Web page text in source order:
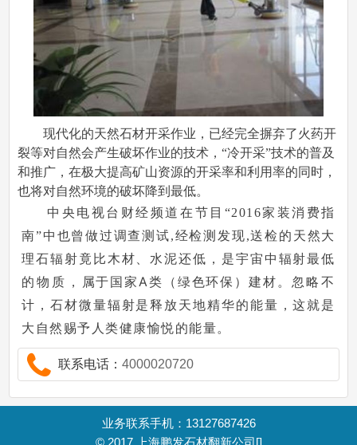
现代化的天然石材开采作业，已经完全摒弃了火药开
裂等对自然会产生破坏作业的技术，“冷开采”技术的普及
和推广，在极大提高矿山资源的开采率和利用率的同时，
也将对自然环境的破坏降到最低。
中央电视台财经频道在节目“2016家装消费指
南”中也曾做过调查测试,经检测发现,送检的天然大
理石辐射竟比木材、水泥还低，是宇宙中辐射最低
的物质，
属于国家A类（绿色环保）建材。
忽略不
计，石材微量辐射是释放天地精华的能量，这就是
大自然赐予人类健康愉悦的能量。
联系电话：4000020720
业务联系手机：13127687426